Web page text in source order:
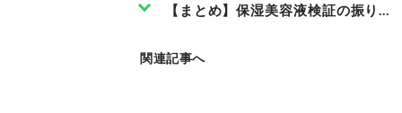
【まとめ】保湿美容液検証の振り返
関連記事へ